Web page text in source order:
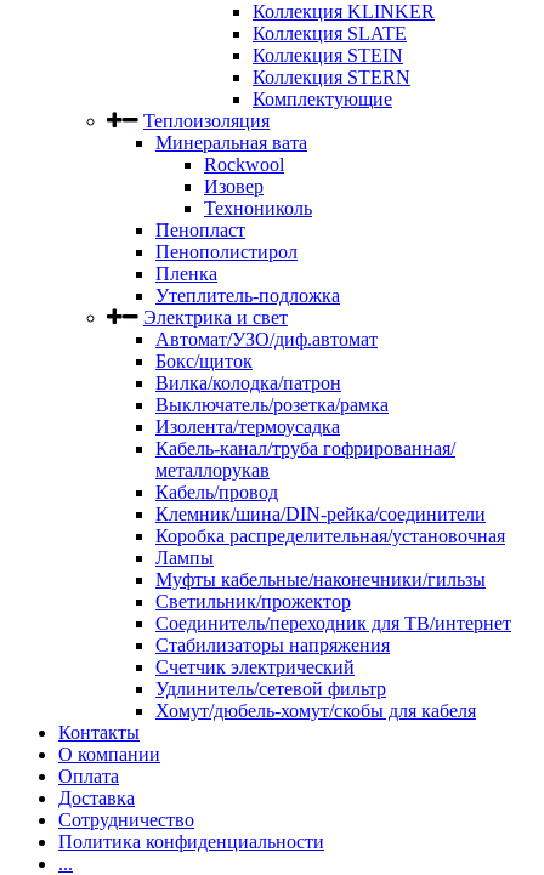
Коллекция KLINKER
Коллекция SLATE
Коллекция STEIN
Коллекция STERN
Комплектующие
Теплоизоляция
Минеральная вата
Rockwool
Изовер
Технониколь
Пенопласт
Пенополистирол
Пленка
Утеплитель-подложка
Электрика и свет
Автомат/УЗО/диф.автомат
Бокс/щиток
Вилка/колодка/патрон
Выключатель/розетка/рамка
Изолента/термоусадка
Кабель-канал/труба гофрированная/
металлорукав
Кабель/провод
Клемник/шина/DIN-рейка/соединители
Коробка распределительная/установочная
Лампы
Муфты кабельные/наконечники/гильзы
Светильник/прожектор
Соединитель/переходник для ТВ/интернет
Стабилизаторы напряжения
Счетчик электрический
Удлинитель/сетевой фильтр
Хомут/дюбель-хомут/скобы для кабеля
Контакты
О компании
Оплата
Доставка
Сотрудничество
Политика конфиденциальности
...